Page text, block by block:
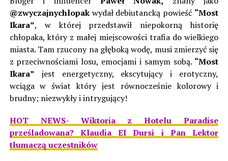
@zwyczajnychlopakwydał debiutancką powieść “Most
Ikara”, w której przedstawił niepokorną historię
chłopaka, który z małej miejscowości trafia do wielkiego
miasta. Tam rzucony na głęboką wodę, musi zmierzyć się
z przeciwnościami losu, emocjami i samym sobą. “Most
Ikara” jest energetyczny, ekscytujący i erotyczny,
wciąga w świat który jest równocześnie kolorowy i
brudny; niezwykły i intrygujący!
HOT NEWS- Wiktoria z Hotelu Paradise
prześladowana? Klaudia El Dursi i Pan Lektor
tłumaczą uczestników